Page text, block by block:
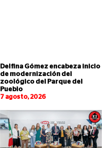
Delfina Gómez encabeza inicio
de modernización del
zoológico del Parque del
Pueblo
7 agosto, 2026